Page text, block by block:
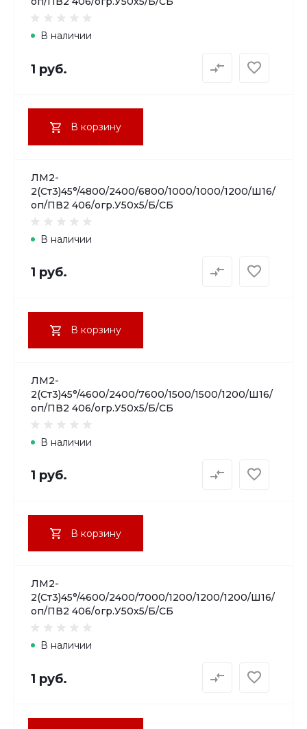
В наличии
1 руб.
В корзину
ЛМ2-
2(Ст3)45°/4800/2400/6800/1000/1000/1200/Ш16/
оп/ПВ2 406/огр.У50х5/Б/СБ
В наличии
1 руб.
В корзину
ЛМ2-
2(Ст3)45°/4600/2400/7600/1500/1500/1200/Ш16/
оп/ПВ2 406/огр.У50х5/Б/СБ
В наличии
1 руб.
В корзину
ЛМ2-
2(Ст3)45°/4600/2400/7000/1200/1200/1200/Ш16/
оп/ПВ2 406/огр.У50х5/Б/СБ
В наличии
1 руб.